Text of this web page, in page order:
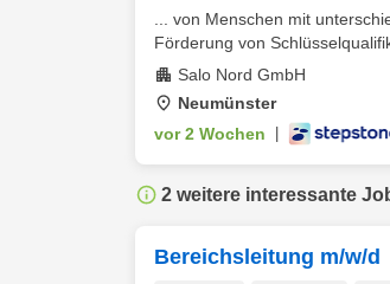
... von Menschen mit
Förderung von
Salo Nord GmbH
Neumünster
vor 2 Wochen
2 weitere interessante
Bereichsleitung m/w/d